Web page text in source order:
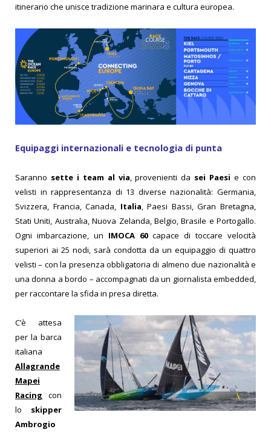
itinerario che unisce tradizione marinara e cultura europea.
Equipaggi internazionali e tecnologia di punta
Saranno sette i team al via, provenienti da sei Paesi e con
velisti in rappresentanza di 13 diverse nazionalità: Germania,
Svizzera, Francia, Canada, Italia, Paesi Bassi, Gran Bretagna,
Stati Uniti, Australia, Nuova Zelanda, Belgio, Brasile e Portogallo.
Ogni imbarcazione, un IMOCA 60capace di toccare velocità
superiori ai 25 nodi, sarà condotta da un equipaggio di quattro
velisti – con la presenza obbligatoria di almeno due nazionalità e
una donna a bordo – accompagnati da un giornalista embedded,
per raccontare la sfida in presa diretta.
C’è attesa
per la barca
italiana
Allagrande
Mapei
Racing con
lo skipper
Ambrogio